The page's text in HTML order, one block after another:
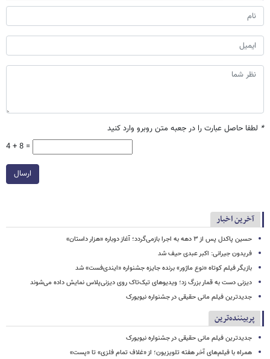
* لطفا حاصل عبارت را در جعبه متن روبرو وارد کنید
4 + 8 =
ارسال
آخرین اخبار
حسین پاکدل پس از ۳ دهه به اجرا بازمی‌گردد؛ آغاز دوباره «هزار داستان»
فریدون جیرانی: اکبر عبدی حیف شد
بازیگر فیلم کوتاه «نوع ماژور» برنده جایزه جشنواره «ایندی‌فست» شد
دیزنی دست به قمار بزرگ زد؛ ویدیوهای تیک‌تاک روی دیزنی‌پلاس نمایش داده می‌شوند
جدیدترین فیلم مانی حقیقی در جشنواره نیویورک
پربیننده‌ترین
جدیدترین فیلم مانی حقیقی در جشنواره نیویورک
همراه با فیلم‌های آخر هفته تلویزیون؛ از «غلاف تمام فلزی» تا «پست»